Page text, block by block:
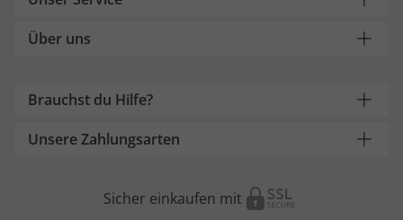
Über uns
Brauchst du Hilfe?
Unsere Zahlungsarten
Sicher einkaufen mit